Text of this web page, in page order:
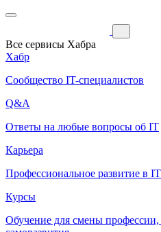
Все сервисы Хабра
Хабр
Сообщество IT-специалистов
Q&A
Ответы на любые вопросы об IT
Карьера
Профессиональное развитие в IT
Курсы
Обучение для смены профессии,